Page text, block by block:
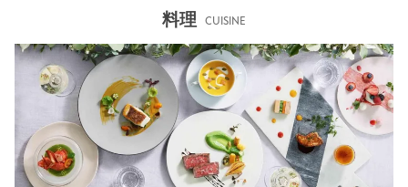
料理 CUISINE